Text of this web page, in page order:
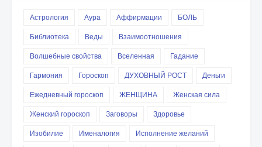
Астрология Аура Аффирмации
БОЛЬ
Библиотека
Веды
Взаимоотношения
Волшебные свойства
Вселенная
Гадание
Гармония
Гороскоп ДУХОВНЫЙ РОСТ
Деньги
Ежедневный гороскоп
ЖЕНЩИНА
Женская сила
Женский гороскоп
Заговоры
Здоровье
Изобилие
Именалогия
Исполнение желаний